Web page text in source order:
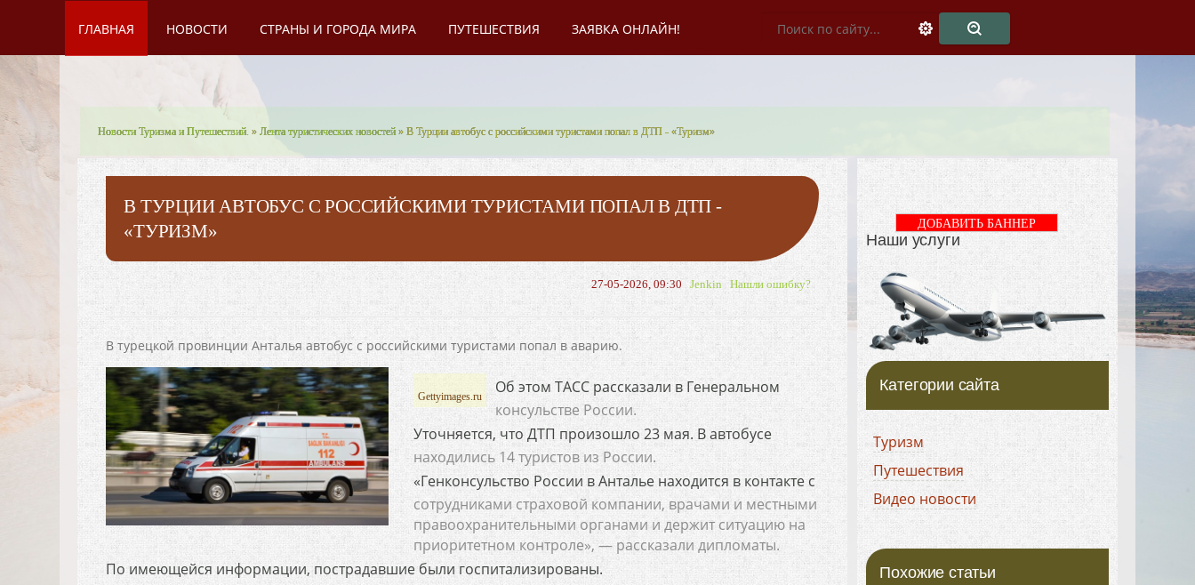
ГЛАВНАЯ НОВОСТИ СТРАНЫ И ГОРОДА МИРА ПУТЕШЕСТВИЯ ЗАЯВКА ОНЛАЙН!
Новости Туризма и Путешествий. »Лента туристических новостей » В Турции автобус с российскими туристами попал в ДТП - «Туризм»
В ТУРЦИИ АВТОБУС С РОССИЙСКИМИ ТУРИСТАМИ ПОПАЛ В ДТП -
«ТУРИЗМ»
27-05-2026, 09:30 Jenkin Нашли ошибку?
В турецкой провинции Анталья автобус с российскими туристами попал в аварию.
Gettyimages.ru
Об этом ТАСС рассказали в Генеральном
консульстве России.
Уточняется, что ДТП произошло 23 мая. В автобусе
находились 14 туристов из России.
«Генконсульство России в Анталье находится в контакте с
сотрудниками страховой компании, врачами и местными
правоохранительными органами и держит ситуацию на
приоритетном контроле», — рассказали дипломаты.
По имеющейся информации, пострадавшие были госпитализированы.
Наши услуги
ДОБАВИТЬ БАННЕР
Категории сайта
Туризм
Путешествия
Видео новости
Похожие статьи